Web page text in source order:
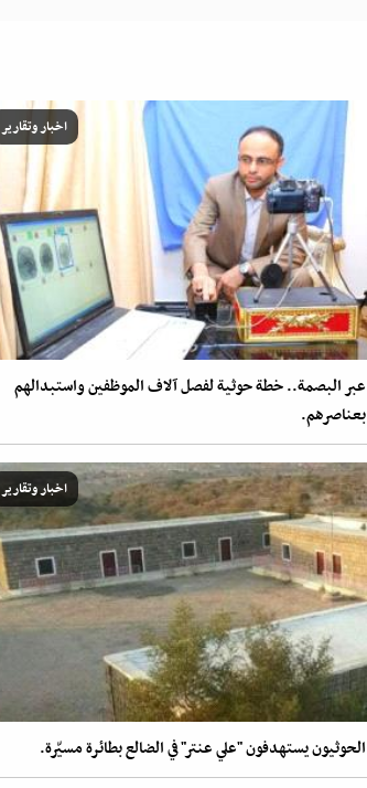
اخبار وتقارير
عبر البصمة.. خطة حوثية لفصل آلاف الموظفين واستبدالهم
بعناصرهم.
اخبار وتقارير
الحوثيون يستهدفون "علي عنتر" في الضالع بطائرة مسيّرة.